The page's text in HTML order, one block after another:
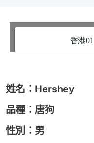
姓名：Hershey
品種：唐狗
性別：男